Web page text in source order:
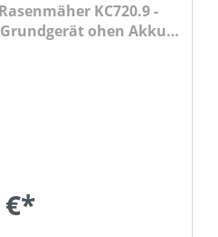
KC720.9 -
Grundgerät ohen Akku
€*